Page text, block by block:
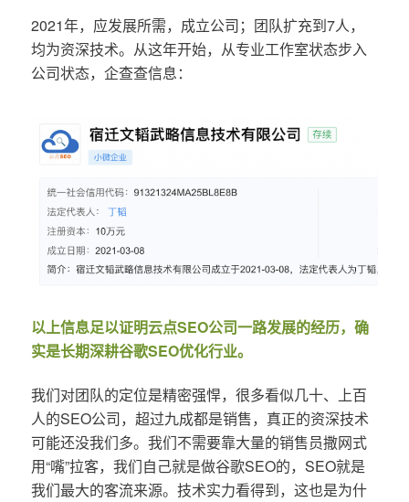
2021年，应发展所需，成立公司；团队扩充到7人，
均为资深技术。从这年开始，从专业工作室状态步入
公司状态，企查查信息：
以上信息足以证明云点SEO公司一路发展的经历，确
实是长期深耕谷歌SEO优化行业。
我们对团队的定位是精密强悍，很多看似几十、上百
人的SEO公司，超过九成都是销售，真正的资深技术
可能还没我们多。我们不需要靠大量的销售员撒网式
用“嘴”拉客，我们自己就是做谷歌SEO的，SEO就是
我们最大的客流来源。技术实力看得到，这也是为什